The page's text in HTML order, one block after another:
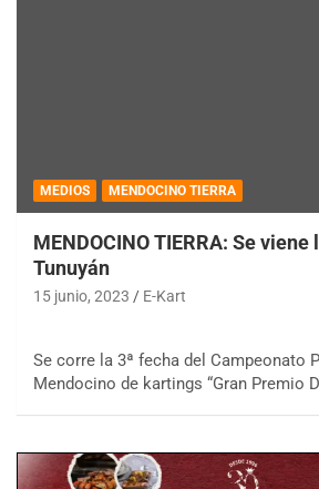
MEDIOS MENDOCINO TIERRA
MENDOCINO TIERRA: Se
Tunuyán
15 junio, 2023 E-Kart
Se corre la 3ª fecha del Campeonato
Mendocino de kartings “Gran Premio
COBERTURA ESPECIAL DE E-KART.COM.AR
IAME SERIES ARGENTINA 6
Ramiro Tot (Asfalto)